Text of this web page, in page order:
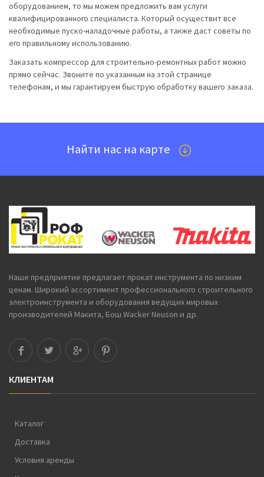
оборудованием, то мы можем предложить вам услуги
квалифицированного специалиста. Который осуществит все
необходимые пуско-наладочные работы, а также даст советы по
его правильному использованию.
Заказать компрессор для строительно-ремонтных работ можно
прямо сейчас. Звоните по указанным на этой странице
телефонам, и мы гарантируем быструю обработку вашего заказа.
Найти нас на карте
Наше предприятие предлагает прокат инструмента по низким
ценам. Широкий ассортимент профессионального строительного
электроинструмента и оборудования ведущих мировых
производителей Макита, Бош Wacker Neuson и др.
КЛИЕНТАМ
Каталог
Доставка
Условия аренды